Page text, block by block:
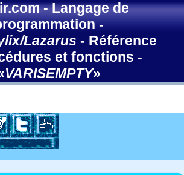
-Langage de
-
Lazarus - Référence
et fonctions -
VARISEMPTY»